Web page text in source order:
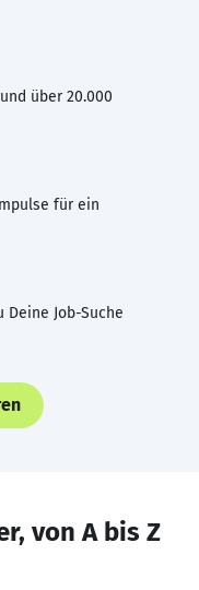
über 20.000
für ein
Job-Suche
von A bis Z